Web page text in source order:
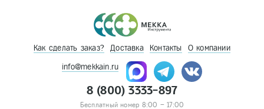
Как сделать заказ? Доставка Контакты О компании
info@mekkain.ru
8 (800) 3333-897
Бесплатный номер 8:00 – 17:00